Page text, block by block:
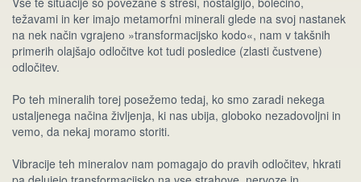
težavami in ker imajo metamorfni minerali glede na svoj nastanek
na nek način vgrajeno »transformacijsko kodo«, nam v takšnih
primerih olajšajo odločitve kot tudi posledice (zlasti čustvene)
odločitev.
Po teh mineralih torej posežemo tedaj, ko smo zaradi nekega
ustaljenega načina življenja, ki nas ubija, globoko nezadovoljni in
vemo, da nekaj moramo storiti.
Vibracije teh mineralov nam pomagajo do pravih odločitev, hkrati